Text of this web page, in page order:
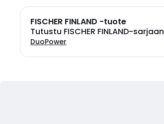
FISCHER FINLAND -tuote
Tutustu FISCHER FINLAND-sarjaan
DuoPower